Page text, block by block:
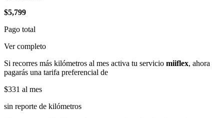
$5,799
Pago total
Ver completo
Si recorres más kilómetros al mes activa tu servicio miiflex, ahora
pagarás una tarifa preferencial de
$331 al mes
sin reporte de kilómetros